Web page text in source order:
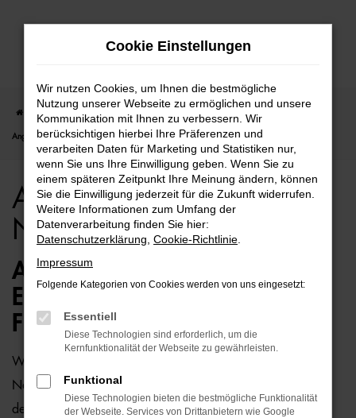
Zum
Startseite Bremen Audi Audi A1 für Bremen Neuwagen Top
Angebote
Audi A1 für Bremen
Neuwagen Top Angebote
AUDI A1 NEUWAGEN – DIE
ERSTKLASSIGE ALTERNATIVE
FÜR BREMEN
Wie wäre es, wenn Sie schon bald in einem Audi A1
Neuwagen durch Bremen fahren? Zu teuer? Von wegen,
denn wir von der Auto-Familie Ostermaier erleichtern Ihnen
Cookie Einstellungen
Wir nutzen Cookies, um Ihnen die bestmögliche
Nutzung unserer Webseite zu ermöglichen und unsere
Kommunikation mit Ihnen zu verbessern. Wir
berücksichtigen hierbei Ihre Präferenzen und
verarbeiten Daten für Marketing und Statistiken nur,
wenn Sie uns Ihre Einwilligung geben. Wenn Sie zu
einem späteren Zeitpunkt Ihre Meinung ändern, können
Sie die Einwilligung jederzeit für die Zukunft widerrufen.
Weitere Informationen zum Umfang der
Datenverarbeitung finden Sie hier:
Datenschutzerklärung Cookie-Richtlinie
Impressum
Folgende Kategorien von Cookies werden von uns eingesetzt:
Essentiell
Diese Technologien sind erforderlich, um die
Kernfunktionalität der Webseite zu gewährleisten.
Funktional
Diese Technologien bieten die bestmögliche Funktionalität
der Webseite. Services von Drittanbietern wie Google